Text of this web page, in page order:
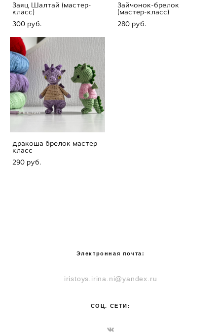
Заяц Шалтай (мастер-
класс)
300 pуб.
Зайчонок-брелок
(мастер-класс)
280 pуб.
дракоша брелок мастер
класс
290 pуб.
Электронная почта:
iristoys.irina.ni@yandex.ru
СОЦ. СЕТИ: